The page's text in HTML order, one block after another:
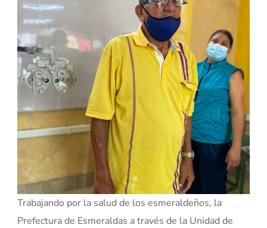
Trabajando por la salud de los esmeraldeños, la
Prefectura de Esmeraldas a través de la Unidad de